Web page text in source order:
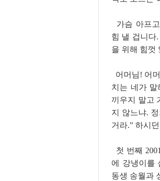
가슴 아프
힘 낼 겁니다
을 위해 힘껏
어머님! 어
치는 네가 말
끼우지 말고
지 않느냐.
거라.” 하시
첫 번째
에 강냉이를
동생 송월과